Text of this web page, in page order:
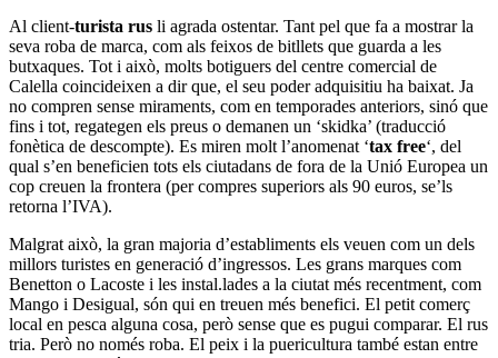
Al client-turista rus li agrada ostentar. Tant pel que fa a mostrar la
seva roba de marca, com als feixos de bitllets que guarda a les
butxaques. Tot i això, molts botiguers del centre comercial de
Calella coincideixen a dir que, el seu poder adquisitiu ha baixat. Ja
no compren sense miraments, com en temporades anteriors, sinó que
fins i tot, regategen els preus o demanen un ‘skidka’ (traducció
fonètica de descompte). Es miren molt l’anomenat ‘tax free‘, del
qual s’en beneficien tots els ciutadans de fora de la Unió Europea un
cop creuen la frontera (per compres superiors als 90 euros, se’ls
retorna l’IVA).
Malgrat això, la gran majoria d’establiments els veuen com un dels
millors turistes en generació d’ingressos. Les grans marques com
Benetton o Lacoste i les instal.lades a la ciutat més recentment, com
Mango i Desigual, són qui en treuen més benefici. El petit comerç
local en pesca alguna cosa, però sense que es pugui comparar. El rus
tria. Però no només roba. El peix i la puericultura també estan entre